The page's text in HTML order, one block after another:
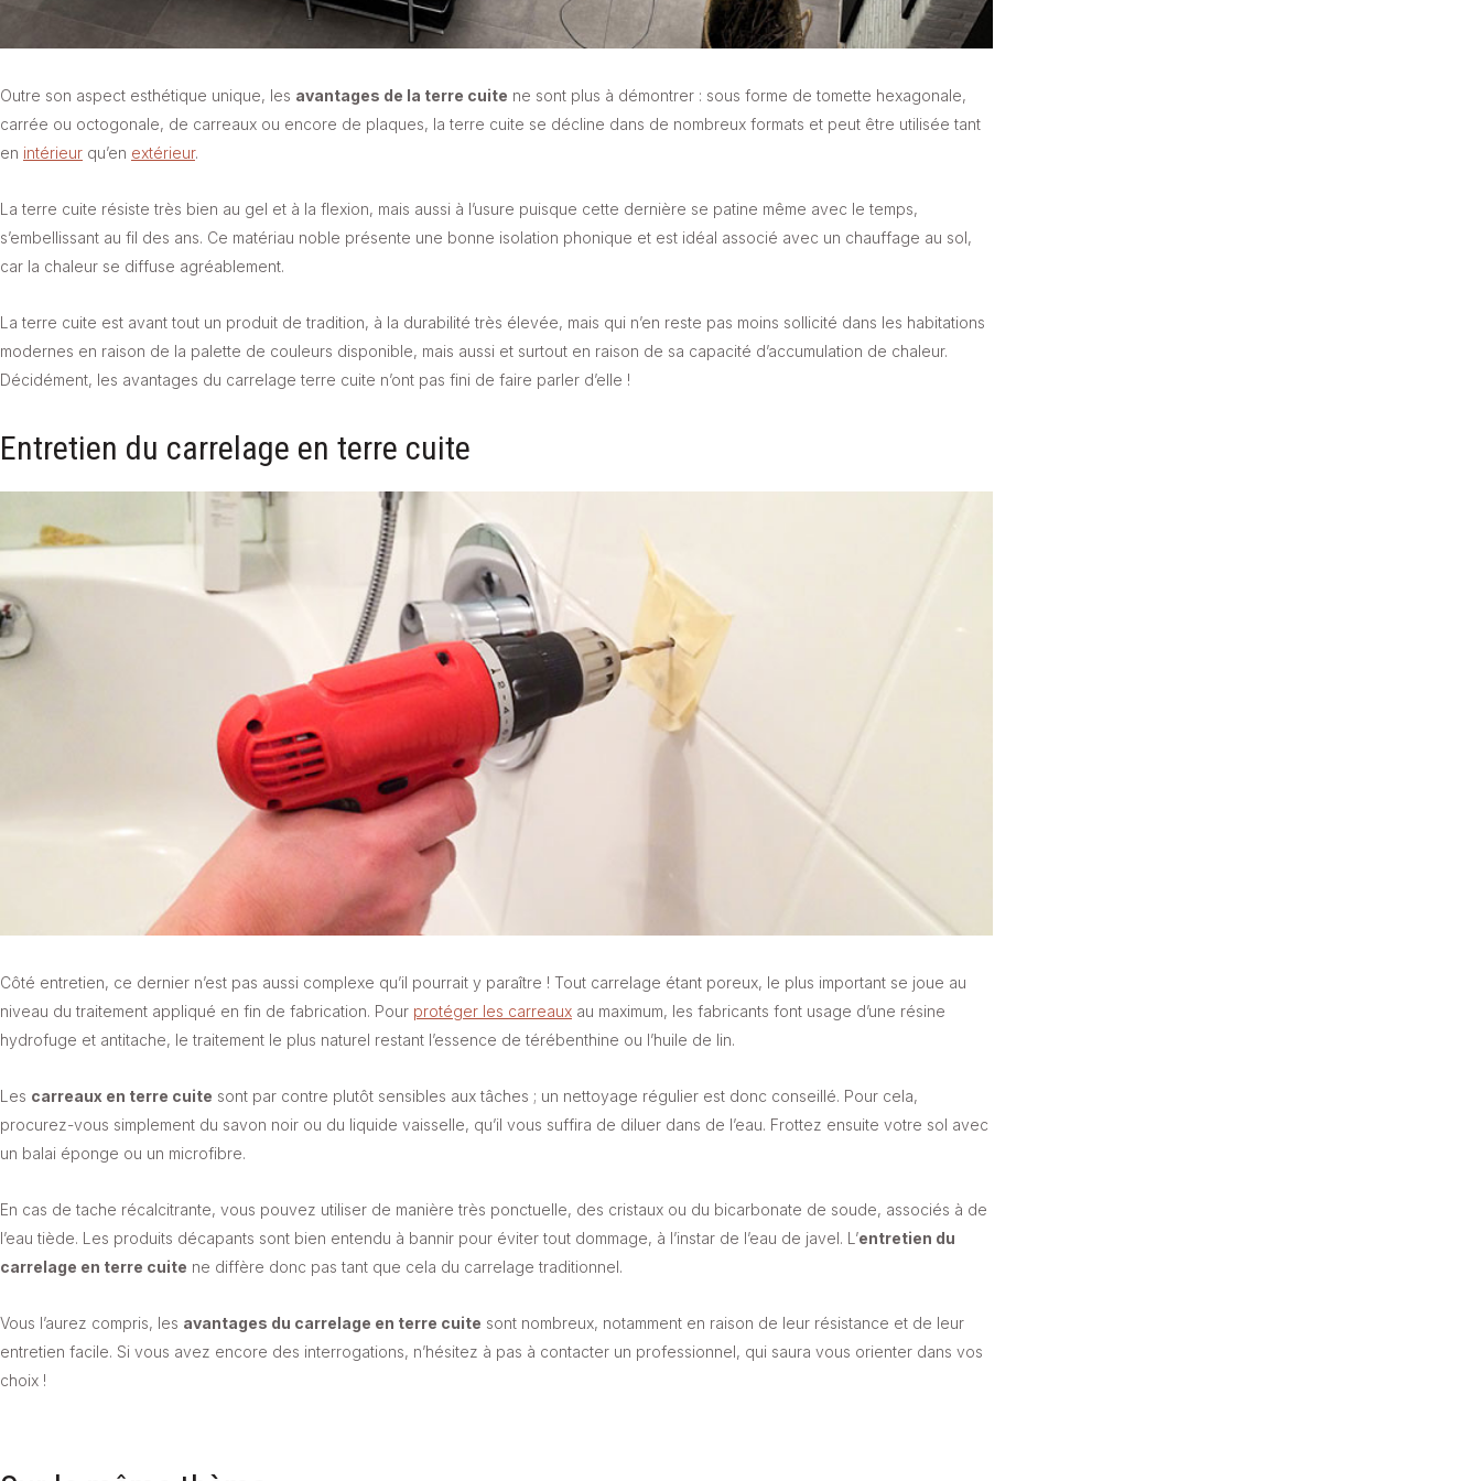
Outre son aspect esthétique unique, les avantages de la terre cuite ne sont plus à démontrer : sous forme de tomette hexagonale,
carrée ou octogonale, de carreaux ou encore de plaques, la terre cuite se décline dans de nombreux formats et peut être utilisée tant
en intérieur qu’en extérieur.
La terre cuite résiste très bien au gel et à la flexion, mais aussi à l’usure puisque cette dernière se patine même avec le temps,
s’embellissant au fil des ans. Ce matériau noble présente une bonne isolation phonique et est idéal associé avec un chauffage au sol,
car la chaleur se diffuse agréablement.
La terre cuite est avant tout un produit de tradition, à la durabilité très élevée, mais qui n’en reste pas moins sollicité dans les habitations
modernes en raison de la palette de couleurs disponible, mais aussi et surtout en raison de sa capacité d’accumulation de chaleur.
Décidément, les avantages du carrelage terre cuite n’ont pas fini de faire parler d’elle !
Entretien du carrelage en terre cuite
Côté entretien, ce dernier n’est pas aussi complexe qu’il pourrait y paraître ! Tout carrelage étant poreux, le plus important se joue au
niveau du traitement appliqué en fin de fabrication. Pour protéger les carreaux au maximum, les fabricants font usage d’une résine
hydrofuge et antitache, le traitement le plus naturel restant l’essence de térébenthine ou l’huile de lin.
Les carreaux en terre cuite sont par contre plutôt sensibles aux tâches ; un nettoyage régulier est donc conseillé. Pour cela,
procurez-vous simplement du savon noir ou du liquide vaisselle, qu’il vous suffira de diluer dans de l’eau. Frottez ensuite votre sol avec
un balai éponge ou un microfibre.
En cas de tache récalcitrante, vous pouvez utiliser de manière très ponctuelle, des cristaux ou du bicarbonate de soude, associés à de
l’eau tiède. Les produits décapants sont bien entendu à bannir pour éviter tout dommage, à l’instar de l’eau de javel. L’entretien du
carrelage en terre cuite ne diffère donc pas tant que cela du carrelage traditionnel.
Vous l’aurez compris, les avantages du carrelage en terre cuite sont nombreux, notamment en raison de leur résistance et de leur
entretien facile. Si vous avez encore des interrogations, n’hésitez à pas à contacter un professionnel, qui saura vous orienter dans vos
choix !